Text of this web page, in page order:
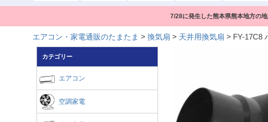
7/28に発生した熊本県熊本地方の
エアコン・家電通販のたまたま 換気扇 天井用換気扇 FY-17C8
カテゴリー
エアコン
空調家電